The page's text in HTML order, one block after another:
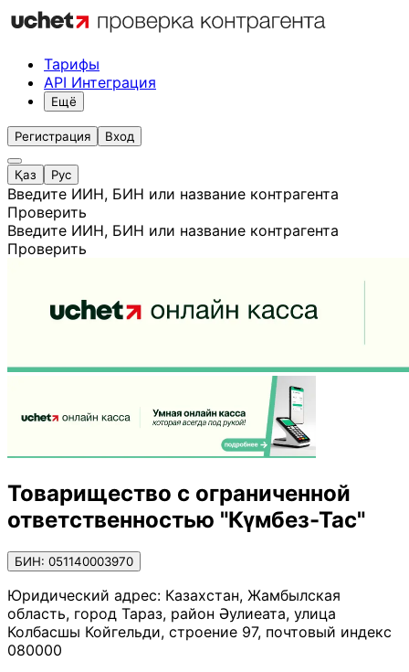
Тарифы
API Интеграция
Ещё
Регистрация Вход
Қаз Рус
Введите ИИН, БИН или название контрагента
Проверить
Введите ИИН, БИН или название контрагента
Проверить
Товарищество с ограниченной
ответственностью "Күмбез-Тас"
БИН: 051140003970
Юридический адрес: Казахстан, Жамбылская
область, город Тараз, район Әулиеата, улица
Колбасшы Койгельди, строение 97, почтовый индекс
080000